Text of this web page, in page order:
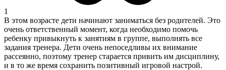
1
В этом возрасте дети начинают заниматься без родителей. Это
очень ответственный момент, когда необходимо помочь
ребенку привыкнуть к занятиям в группе, выполнять все
задания тренера. Дети очень непоседливы их внимание
рассеянно, поэтому тренер старается привить им дисциплину,
и в то же время сохранить позитивный игровой настрой.